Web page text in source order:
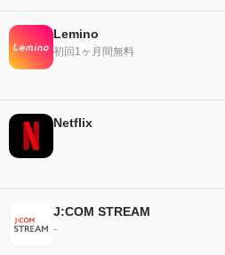
Lemino
初回1ヶ月間無料
Netflix
J:COM STREAM
-